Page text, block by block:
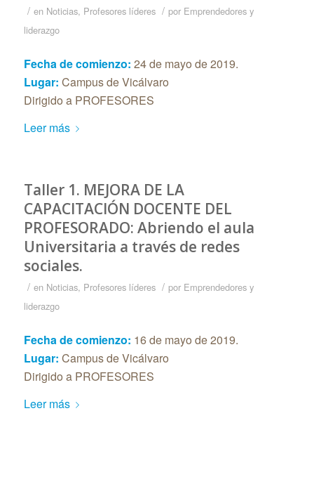
/ en Noticias, Profesores líderes / por Emprendedores y
liderazgo
Fecha de comienzo: 24 de mayo de 2019.
Lugar: Campus de Vicálvaro
Dirigido a PROFESORES
Leer más
Taller 1. MEJORA DE LA
CAPACITACIÓN DOCENTE DEL
PROFESORADO: Abriendo el aula
Universitaria a través de redes
sociales.
/ en Noticias, Profesores líderes / por Emprendedores y
liderazgo
Fecha de comienzo: 16 de mayo de 2019.
Lugar: Campus de Vicálvaro
Dirigido a PROFESORES
Leer más